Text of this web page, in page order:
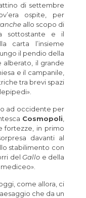
di settembre
ospite, per
allo scopo di
sottostante e il
carta l’insieme
il pendio della
alberato, il grande
e il campanile,
tra brevi spazi
ad occidente per
Cosmopoli
fortezze, in primo
davanti al
stabilimento con
delGallo e della
come allora, ci
che da un